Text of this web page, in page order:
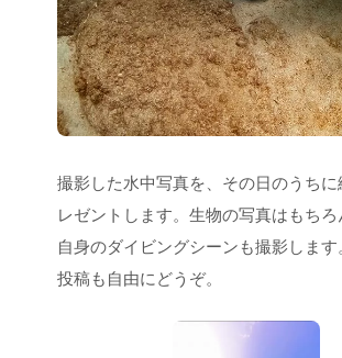
撮影した水中写真を、その日のうち
レゼントします。生物の写真はもちろ
自身のダイビングシーンも撮影しま
投稿も自由にどうぞ。